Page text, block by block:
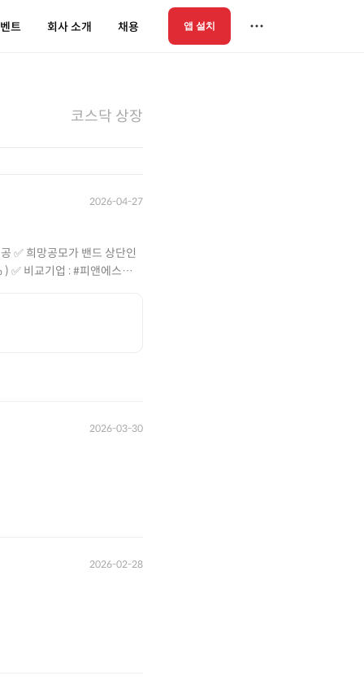
트 회사 소개 채용 앱 설치
코스닥 상장
2026-04-27
2026-03-30
2026-02-28